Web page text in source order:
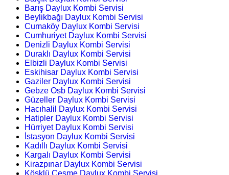
Barış Daylux Kombi Servisi
Beylikbağı Daylux Kombi Servisi
Cumaköy Daylux Kombi Servisi
Cumhuriyet Daylux Kombi Servisi
Denizli Daylux Kombi Servisi
Duraklı Daylux Kombi Servisi
Elbizli Daylux Kombi Servisi
Eskihisar Daylux Kombi Servisi
Gaziler Daylux Kombi Servisi
Gebze Osb Daylux Kombi Servisi
Güzeller Daylux Kombi Servisi
Hacıhalil Daylux Kombi Servisi
Hatipler Daylux Kombi Servisi
Hürriyet Daylux Kombi Servisi
İstasyon Daylux Kombi Servisi
Kadıllı Daylux Kombi Servisi
Kargalı Daylux Kombi Servisi
Kirazpınar Daylux Kombi Servisi
Köşklü Çeşme Daylux Kombi Servisi